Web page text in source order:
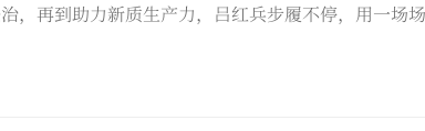
，再到助力新质生产力，吕红兵步履不停，用一场